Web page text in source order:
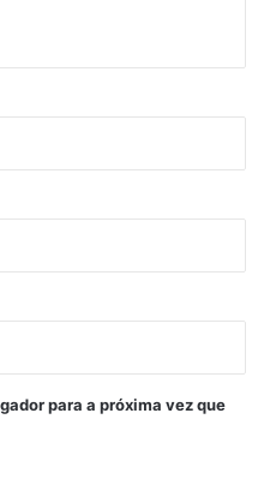
para a próxima vez que